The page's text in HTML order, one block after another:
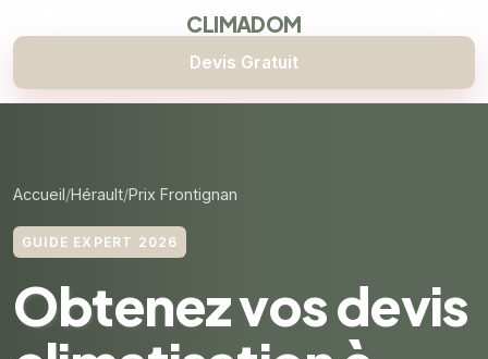
CLIMADOM
Devis Gratuit
Accueil Hérault Prix Frontignan
GUIDE EXPERT 2026
Obtenez vos devis